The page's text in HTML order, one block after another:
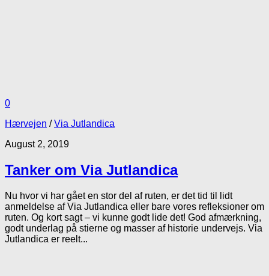
0
Hærvejen /Via Jutlandica
August 2, 2019
Tanker om Via Jutlandica
Nu hvor vi har gået en stor del af ruten, er det tid til lidt
anmeldelse af Via Jutlandica eller bare vores refleksioner om
ruten. Og kort sagt – vi kunne godt lide det! God afmærkning,
godt underlag på stierne og masser af historie undervejs. Via
Jutlandica er reelt...